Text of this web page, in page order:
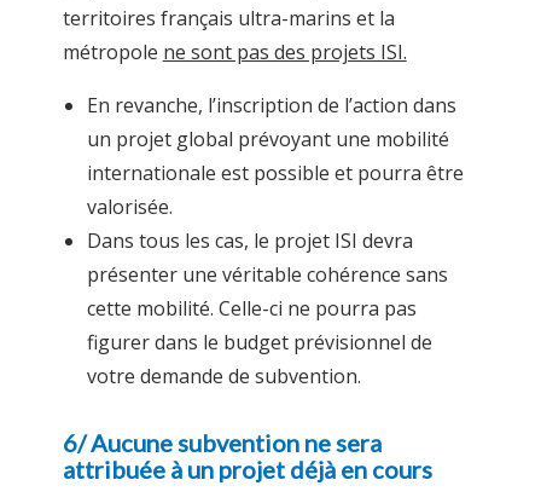
territoires français ultra-marins et la
métropole ne sont pas des projets ISI.
En revanche, l’inscription de l’action dans
un projet global prévoyant une mobilité
internationale est possible et pourra être
valorisée.
Dans tous les cas, le projet ISI devra
présenter une véritable cohérence sans
cette mobilité. Celle-ci ne pourra pas
figurer dans le budget prévisionnel de
votre demande de subvention.
6/ Aucune subvention ne sera
attribuée à un projet déjà en cours